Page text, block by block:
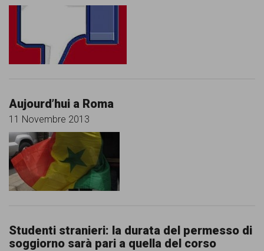
Aujourd’hui a Roma
11 Novembre 2013
Studenti stranieri: la durata del permesso di
soggiorno sarà pari a quella del corso